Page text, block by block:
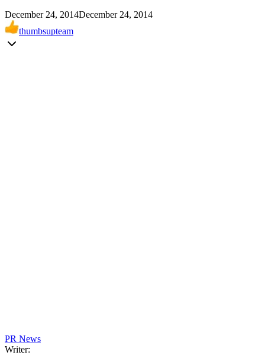
December 24, 2014December 24, 2014
thumbsupteam
PR News
Writer: